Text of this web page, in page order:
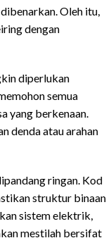
Oleh itu,
dengan
diperlukan
semua
yang berkenaan.
denda atau arahan
ringan. Kod
struktur binaan
sistem elektrik,
mestilah bersifat